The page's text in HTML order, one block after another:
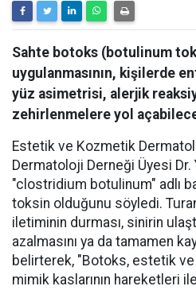
Sahte botoks (botulinum
uygulanmasının, kişilerde
yüz asimetrisi, alerjik
zehirlenmelere yol
Estetik ve Kozmetik
Dermatoloji Derneği Üyesi Dr.
"clostridium botulinum" adlı
toksin olduğunu söyledi.
iletiminin durması, sinirin
azalmasını ya da tamamen
belirterek, "Botoks, estetik
mimik kaslarının hareketleri